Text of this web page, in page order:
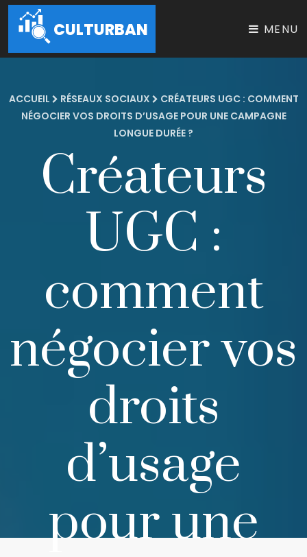
CULTURBAN MENU
ACCUEIL RÉSEAUX SOCIAUX
CRÉATEURS UGC : COMMENT
NÉGOCIER VOS DROITS D’USAGE POUR UNE CAMPAGNE
LONGUE DURÉE ?
Créateurs
UGC :
comment
négocier vos
droits
d’usage
pour une